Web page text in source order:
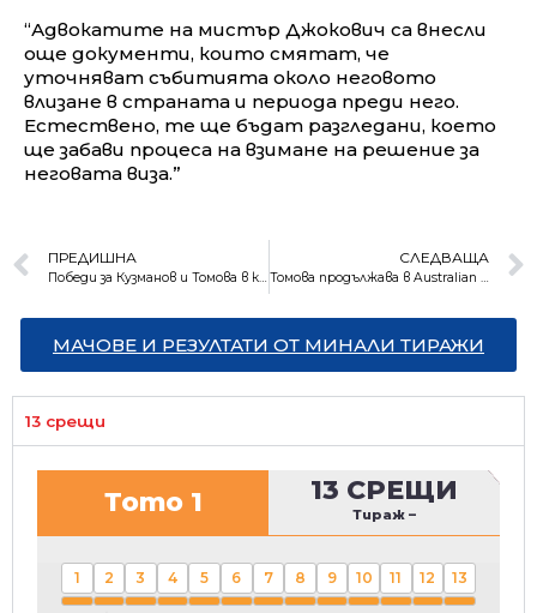
“Адвокатите на мистър Джокович са внесли
още документи, които смятат, че
уточняват събитията около неговото
влизане в страната и периода преди него.
Естествено, те ще бъдат разгледани, което
ще забави процеса на взимане на решение за
неговата виза.”
ПРЕДИШНА
Победи за Кузманов и Томова в квалификациите на Australian Open
СЛЕДВАЩА
Томова продължава в Australian Open, Кузманов отпадна
МАЧОВЕ И РЕЗУЛТАТИ ОТ МИНАЛИ ТИРАЖИ
13 срещи
Тото 1 13 СРЕЩИ
Тираж –
1 2 3 4 5 6 7 8 9 10 11 12 13